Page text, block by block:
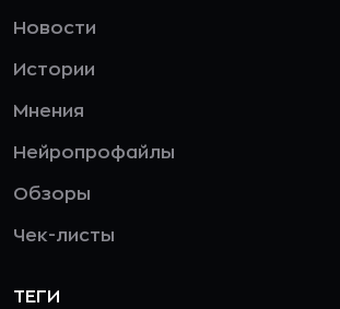
Новости
Истории
Мнения
Нейропрофайлы
Обзоры
Чек-листы
ТЕГИ